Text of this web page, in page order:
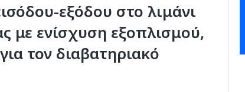
εξόδου στο λιμάνι
με ενίσχυση εξοπλισμού,
τον διαβατηριακό